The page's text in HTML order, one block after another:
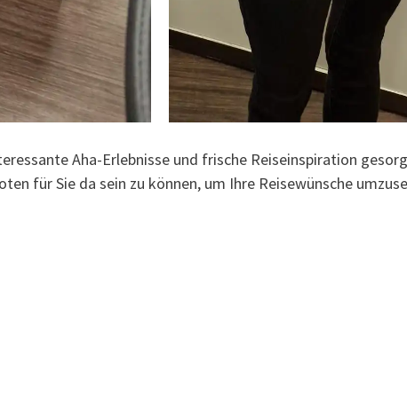
Aha-Erlebnisse und frische Reiseinspiration
für Sie da sein zu können, um Ihre Reisewünsche